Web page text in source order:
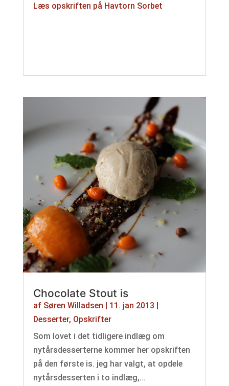
Læs opskriften på Havtorn Sorbet
Chocolate Stout is
af Søren Willadsen | 11. jan 2013 |
Desserter, Opskrifter
Som lovet i det tidligere indlæg om
nytårsdesserterne kommer her opskriften
på den første is. jeg har valgt, at opdele
nytårsdesserten i to indlæg,...